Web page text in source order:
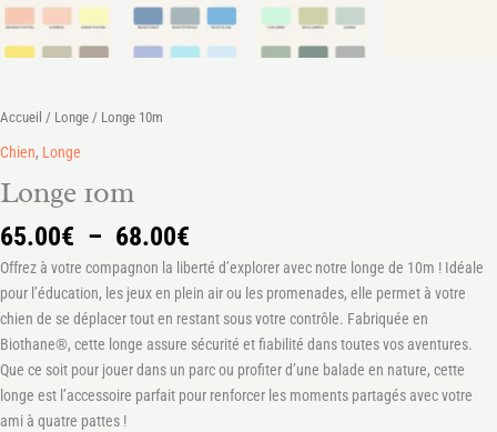
Accueil / Longe / Longe 10m
Chien, Longe
Longe 10m
65.00€ – 68.00€
Offrez à votre compagnon la liberté d’explorer avec notre longe de 10m ! Idéale
pour l’éducation, les jeux en plein air ou les promenades, elle permet à votre
chien de se déplacer tout en restant sous votre contrôle. Fabriquée en
Biothane®, cette longe assure sécurité et fiabilité dans toutes vos aventures.
Que ce soit pour jouer dans un parc ou profiter d’une balade en nature, cette
longe est l’accessoire parfait pour renforcer les moments partagés avec votre
ami à quatre pattes !